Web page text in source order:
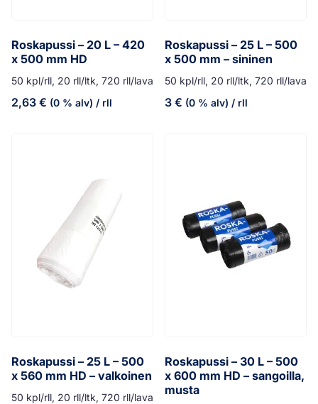
Roskapussi – 20 L – 420
x 500 mm HD
50 kpl/rll, 20 rll/ltk, 720 rll/lava
2,63 € (0 % alv) / rll
Roskapussi – 25 L – 500
x 500 mm – sininen
50 kpl/rll, 20 rll/ltk, 720 rll/lava
3 € (0 % alv) / rll
Roskapussi – 25 L – 500
x 560 mm HD – valkoinen
50 kpl/rll, 20 rll/ltk, 720 rll/lava
Roskapussi – 30 L – 500
x 600 mm HD – sangoilla,
musta